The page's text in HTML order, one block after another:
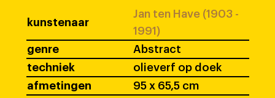
kunstenaar
Jan ten Have (1903 -
1991)
genre
Abstract
techniek
olieverf op doek
afmetingen
95 x 65,5 cm